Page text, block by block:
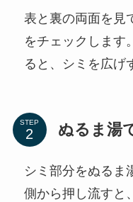
表と裏の両面を見
をチェックします
ると、シミを広げ
STEP ぬるま湯
シミ部分をぬるま
側から押し流すと